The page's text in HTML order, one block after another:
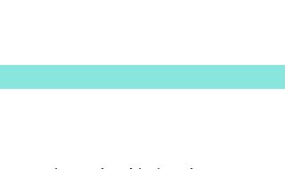
Forestoi, Marche Shinrin Yoku